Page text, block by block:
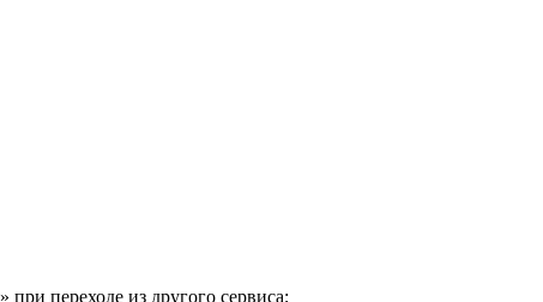
переходе из другого сервиса;